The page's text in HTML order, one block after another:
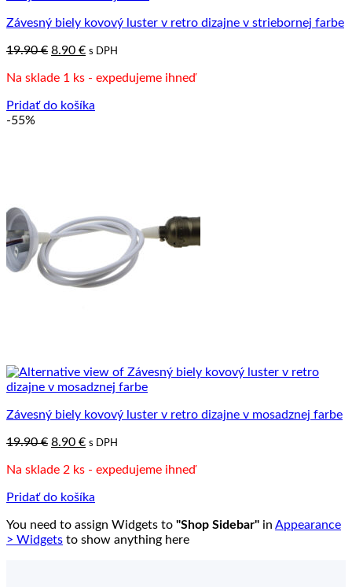
Závesný biely kovový luster v retro dizajne v striebornej farbe
19.90€ Pôvodná
bola:
8.90 €Aktuálna
je:
s DPH
Na sklade 1 ks - expedujeme ihneď
Pridať do košíka
-55%
Závesný biely kovový luster v retro dizajne v mosadznej farbe
19.90€ Pôvodná
bola:
8.90 €Aktuálna
je:
s DPH
Na sklade 2 ks - expedujeme ihneď
Pridať do košíka
You need to assign Widgets to "Shop Sidebar" in Appearance
> Widgets to show anything here